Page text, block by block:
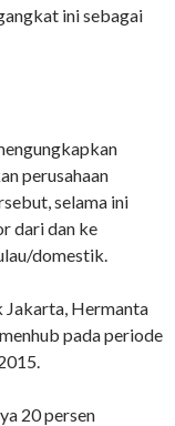
ini sebagai
perusahaan
selama ini
dari dan ke
domestik.
Jakarta, Hermanta
pada periode
20 persen